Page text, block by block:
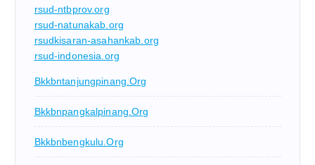
rsud-ntbprov.org
rsud-natunakab.org
rsudkisaran-asahankab.org
rsud-indonesia.org
Bkkbntanjungpinang.org
Bkkbnpangkalpinang.org
Bkkbnbengkulu.org